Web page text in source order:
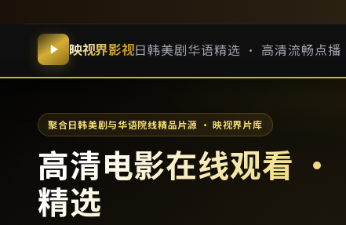
映视界影视日韩美剧华语精选 · 高清流畅点播
聚合日韩美剧与华语院线精品片源 · 映视界片库
高清电影在线观看 ·
精选